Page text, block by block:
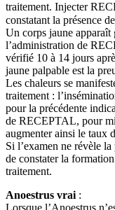
traitement. Injecter
constatant la présence
Un corps jaune apparaît
l’administration de
vérifié 10 à 14 jours
jaune palpable est la
Les chaleurs se
traitement :
pour la précédente
de RECEPTAL, pour
augmenter ainsi le taux
Si l’examen ne révèle
de constater la
traitement.
Anoestrus vrai :
Lorsque l’Anoestrus